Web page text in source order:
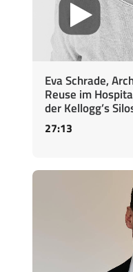
Eva Schrade,
Reuse im
der Kellogg’s
27:13